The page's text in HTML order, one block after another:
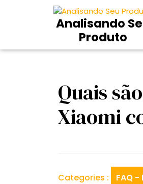
Analisando
Produto
Quais
Xiaomi
Categories : FAQ